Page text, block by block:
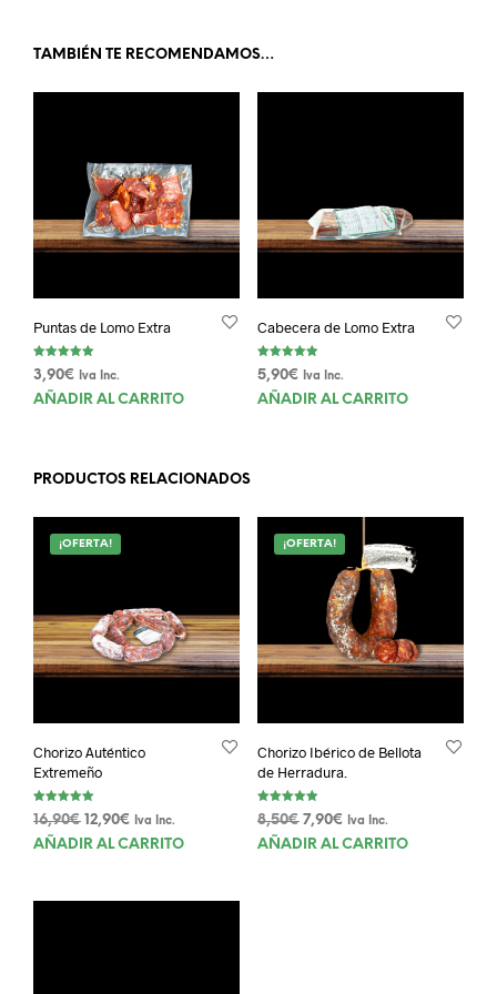
TAMBIÉN TE RECOMENDAMOS…
Puntas de Lomo Extra
Valorado con
5.00
de 5
3,90€ Iva Inc.
AÑADIR AL CARRITO
Cabecera de Lomo Extra
Valorado
con
4.90
de 5
5,90€ Iva Inc.
AÑADIR AL CARRITO
PRODUCTOS RELACIONADOS
¡OFERTA!
Chorizo Auténtico
Extremeño
Valorado con
5.00
de 5
16,90€ El
precio
16,90€.
12,90€ El
precio
12,90€.
Iva Inc.
AÑADIR AL CARRITO
¡OFERTA!
Chorizo Ibérico de Bellota
de Herradura.
Valorado con
5.00
de 5
8,50€ El
precio
7,90€El
precio
Iva Inc.
AÑADIR AL CARRITO